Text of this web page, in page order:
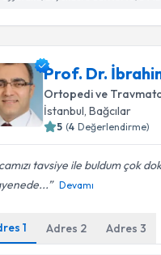
Prof. Dr.
Ortopedi ve
İstanbul, Bağcılar
5 (4 Değerlendirme)
tavsiye ile buldum çok
Devamı
1 Adres 2 Adres3